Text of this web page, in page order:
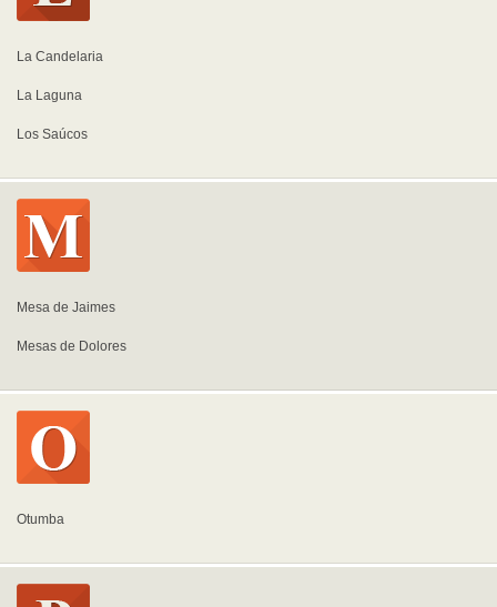
La Candelaria
La Laguna
Los Saúcos
Mesa de Jaimes
Mesas de Dolores
Otumba